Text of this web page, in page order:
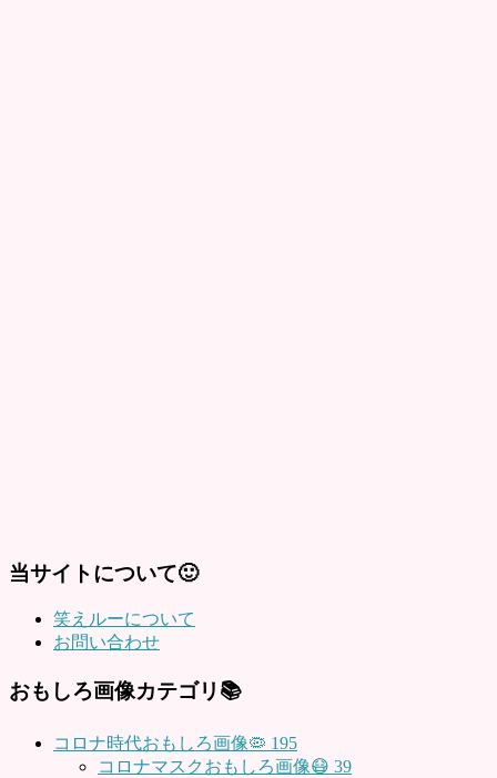
当サイトについて🙂
笑えルーについて
お問い合わせ
おもしろ画像カテゴリ📚
コロナ時代おもしろ画像🦠 195
コロナマスクおもしろ画像😷 39